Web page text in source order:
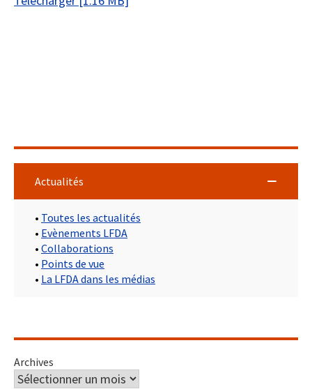
Actualités
• Toutes les actualités
• Evènements LFDA
• Collaborations
• Points de vue
• La LFDA dans les médias
Archives